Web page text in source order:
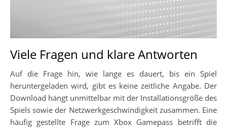
Viele Fragen und klare Antworten
Auf die Frage hin, wie lange es dauert, bis ein Spiel
heruntergeladen wird, gibt es keine zeitliche Angabe. Der
Download hängt unmittelbar mit der Installationsgröße des
Spiels sowie der Netzwerkgeschwindigkeit zusammen. Eine
häufig gestellte Frage zum Xbox Gamepass betrifft die